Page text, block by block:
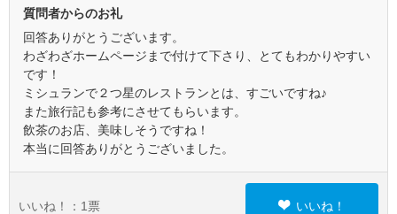
質問者からのお礼
回答ありがとうございます。
わざわざホームページまで付けて下さり、とてもわかりやすい
です！
ミシュランで２つ星のレストランとは、すごいですね♪
また旅行記も参考にさせてもらいます。
飲茶のお店、美味しそうですね！
本当に回答ありがとうございました。
いいね！： 1 票 いいね！